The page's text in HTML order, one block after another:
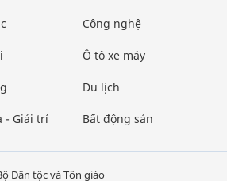
- Giải trí
Công nghệ
Ô tô xe máy
Du lịch
Bất động sản
Dân tộc và Tôn giáo